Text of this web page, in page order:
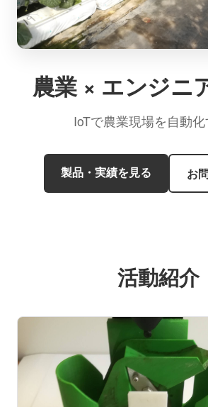
農業 × エンジニ
IoTで農業現場を自動化
製品・実績を見る お
活動紹介